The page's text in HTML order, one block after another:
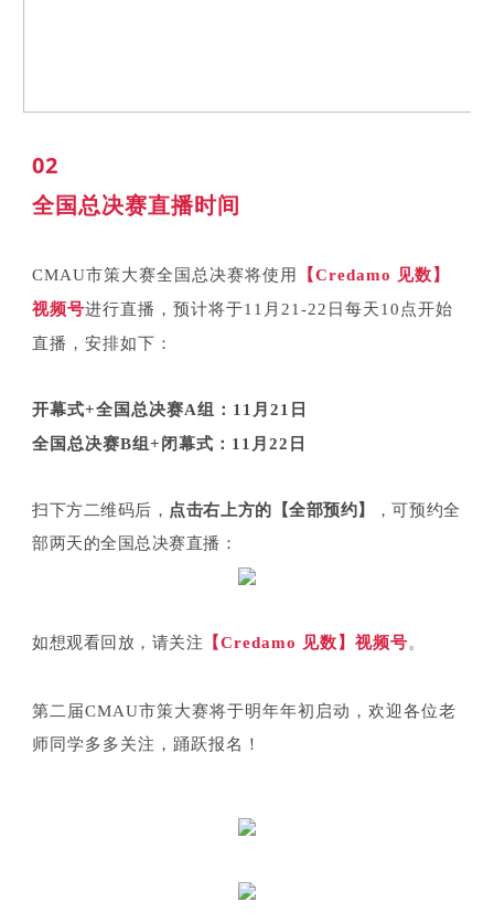
02
全国总决赛直播时间
CMAU市策大赛全国总决赛将使用
【Credamo 见数】
视频号进行直播，预计将于11月21-22日每天10点开始
直播，安排如下：
开幕式+全国总决赛A组： 11月21日
全国总决赛B组+闭幕式：11月22日
扫下方二维码后， 点击右上方的【全部预约】 ，可预约全
部两天的全国总决赛直播：
如想观看回放，请关注 【Credamo 见数】视频号。
第二届CMAU市策大赛将于明年年初启动，欢迎各位老
师同学多多关注，踊跃报名！